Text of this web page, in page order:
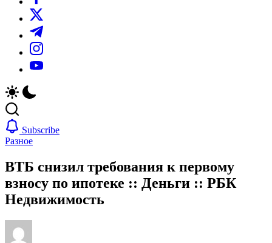
https://twitter.com/
https://t.me/
https://www.instagram.com/
https://youtube.com/
Subscribe
Разное
ВТБ снизил требования к первому
взносу по ипотеке :: Деньги :: РБК
Недвижимость